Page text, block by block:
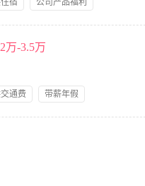
宿
公司产品福利
释服务目标及标准，与其他员工
订立公正、合理、有效的奖罚制度
保产品效果良好，质量稳定，物有
和力； 2. 认真负责、诚心敬业、
； 5. 有美容院管理经验优先。
2万-3.5万
通费
带薪年假
、执行； 3、良好的沟通能力，有
诚，能吃苦耐劳，工作踏实。 6、
客人介绍适合的美容调理知识、方
务规划，达成销售目标。 4、督导